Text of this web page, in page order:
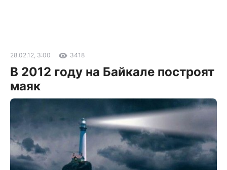
28.02.12, 3:00 3418
В 2012 году на Байкале построят
маяк